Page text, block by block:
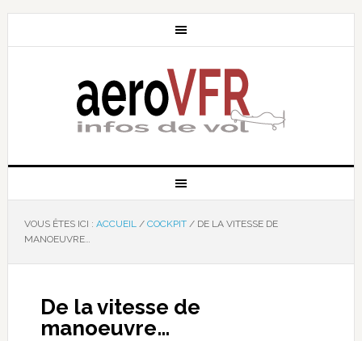
VOUS ÊTES ICI : ACCUEIL / COCKPIT /DE LA VITESSE DE
MANOEUVRE…
De la vitesse de
manoeuvre…